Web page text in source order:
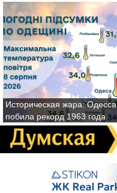
Историческая жара: Одесса
побила рекорд 1963 года